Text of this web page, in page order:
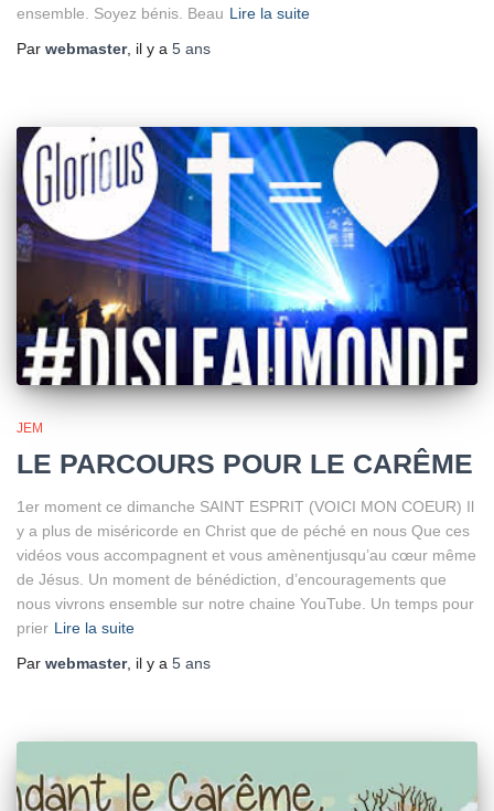
ensemble. Soyez bénis. Beau Lire la suite
Par webmaster, il y a 5 ans
JEM
LE PARCOURS POUR LE CARÊME
1er moment ce dimanche SAINT ESPRIT (VOICI MON COEUR) Il
y a plus de miséricorde en Christ que de péché en nous Que ces
vidéos vous accompagnent et vous amènentjusqu’au cœur même
de Jésus. Un moment de bénédiction, d’encouragements que
nous vivrons ensemble sur notre chaine YouTube. Un temps pour
prier Lire la suite
Par webmaster, il y a 5 ans